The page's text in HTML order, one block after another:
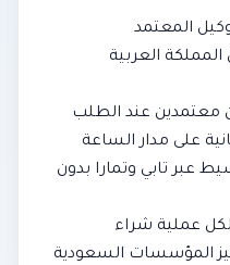
العربية
معتمدين عند الطلب
على مدار الساعة
عبر تابي وتمارا بدون
عملية شراء